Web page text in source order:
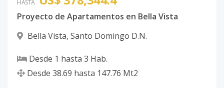
HASTA
Proyecto de Apartamentos en Bella Vista
Bella Vista, Santo Domingo D.N.
Desde 1 hasta 3 Hab.
Desde 38.69 hasta 147.76 Mt2